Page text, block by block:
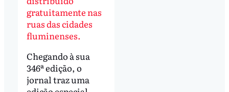
gratuitamente nas
ruas das cidades
fluminenses.
Chegando à sua
346ª edição, o
jornal traz uma